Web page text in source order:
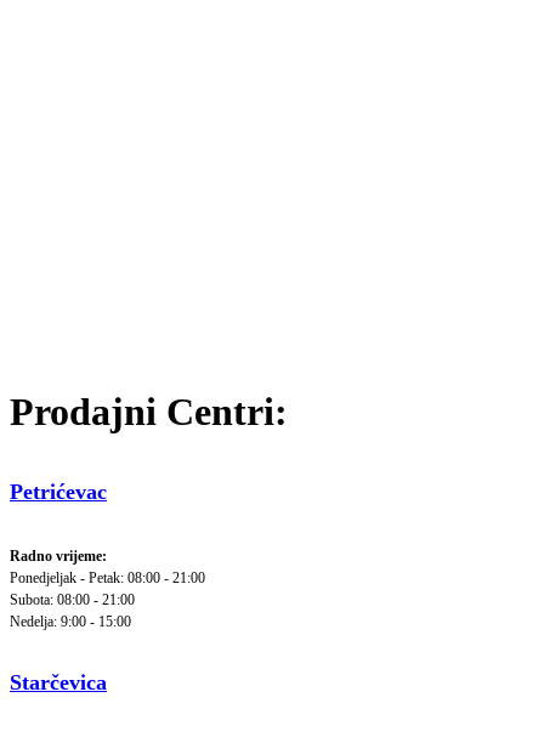
Prodajni Centri:
Petrićevac
Radno vrijeme:
Ponedjeljak - Petak: 08:00 - 21:00
Subota: 08:00 - 21:00
Nedelja: 9:00 - 15:00
Starčevica